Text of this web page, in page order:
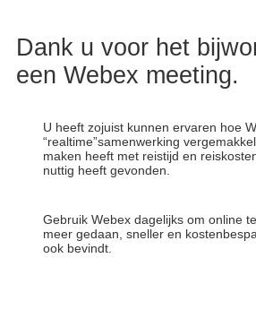
Dank u voor het
een Webex meeting.
U heeft zojuist kunnen ervaren hoe
“realtime”samenwerking
maken heeft met reistijd en
nuttig heeft gevonden.
Gebruik Webex dagelijks om online
meer gedaan, sneller en
ook bevindt.